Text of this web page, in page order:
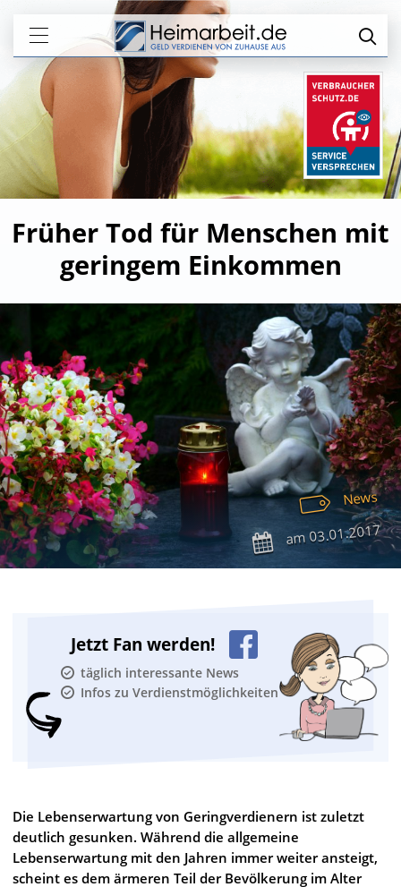
Früher Tod für Menschen mit
geringem Einkommen
News
am03.01.2017
Jetzt Fan werden!
täglich interessante News
Infos zu Verdienstmöglichkeiten
Die Lebenserwartung von Geringverdienern ist zuletzt
deutlich gesunken. Während die allgemeine
Lebenserwartung mit den Jahren immer weiter ansteigt,
scheint es dem ärmeren Teil der Bevölkerung im Alter